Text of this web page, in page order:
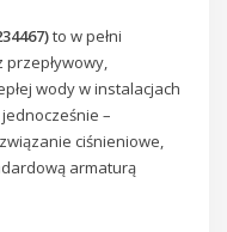
to w pełni
wody w instalacjach
jednocześnie –
ciśnieniowe,
armaturą